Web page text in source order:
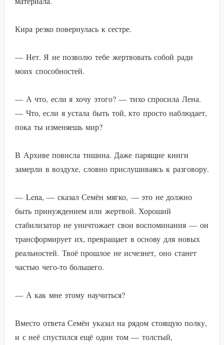
Кира резко повернулась к сестре.
— Нет. Я не позволю тебе жертвовать собой ради
моих способностей.
— А что, если я хочу этого? — тихо спросила Лена.
— Что, если я устала быть той, кто просто наблюдает,
пока ты изменяешь мир?
В Архиве повисла тишина. Даже парящие книги
замерли в воздухе, словно прислушиваясь к разговору.
— Lena, — сказал Семён мягко, — это не должно
быть принуждением или жертвой. Хороший
стабилизатор не уничтожает свои воспоминания — он
трансформирует их, превращает в основу для новых
реальностей. Твоё прошлое не исчезнет, оно станет
частью чего-то большего.
— А как мне этому научиться?
Вместо ответа Семён указал на рядом стоящую полку,
и с неё спустился ещё один том — толстый,